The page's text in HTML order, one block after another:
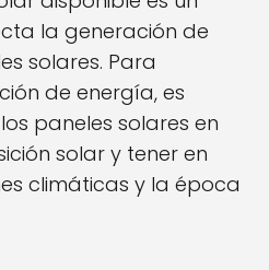
la generación de
solares. Para
de energía, es
paneles solares en
solar y tener en
climáticas y la época